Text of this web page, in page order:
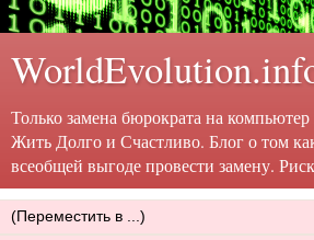
Только замена бюрократа на
Жить Долго и Счастливо. Блог о том
всеобщей выгоде провести замену.